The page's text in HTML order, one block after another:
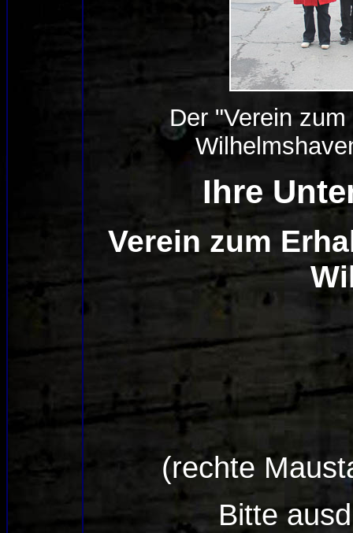
Der "Verein
Ihre
Verein zum
(rechte
Bitte